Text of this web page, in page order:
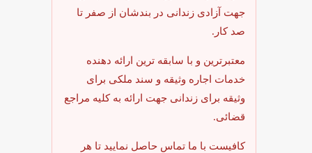
جهت آزادی زندانی در بندشان از صفر تا
صد کار.
معتبرترین و با سابقه ترین ارائه دهنده
خدمات اجاره وثیقه و سند ملکی برای
وثیقه برای زندانی جهت ارائه به کلیه مراجع
قضائی.
کافیست با ما تماس حاصل نمایید تا هر